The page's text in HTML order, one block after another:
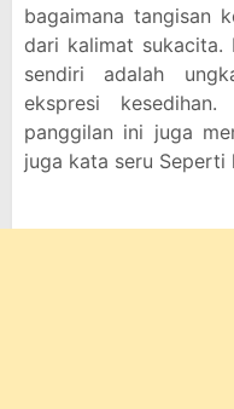
bagaimana tangisan
dari kalimat sukacita.
sendiri adalah
ekspresi
panggilan ini juga
juga kata seru Seperti